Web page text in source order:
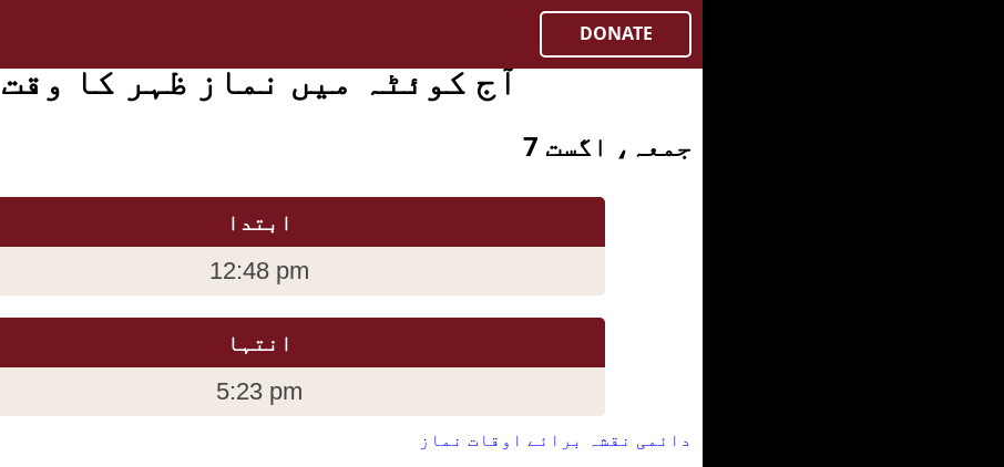
DONATE
آج کوئٹہ میں نماز ظہر کا وقت
جمعہ، اگست 7
ابتدا
12:48 pm
انتہا
5:23 pm
دائمی نقشہ برائے اوقات نماز